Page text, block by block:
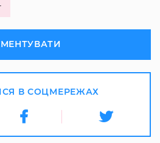
В СОЦМЕРЕЖАХ